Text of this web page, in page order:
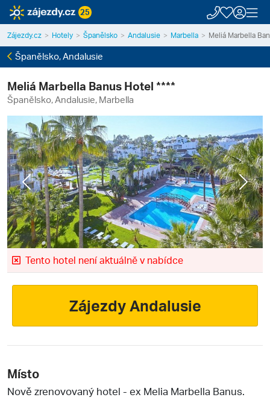
25
Zájezdy.cz Hotely Španělsko Andalusie Marbella Meliá Marbella
Španělsko, Andalusie
Meliá Marbella Banus Hotel ****
Španělsko, Andalusie, Marbella
Previous Next
Tento hotel není aktuálně v nabídce
Zájezdy Andalusie
Místo
Nově zrenovovaný hotel - ex Melia Marbella Banus.